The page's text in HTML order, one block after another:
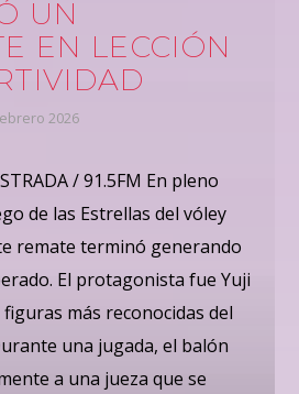
UN
EN LECCIÓN
2026
/ 91.5FM En pleno
de las Estrellas del vóley
remate terminó generando
El protagonista fue Yuji
más reconocidas del
una jugada, el balón
a una jueza que se